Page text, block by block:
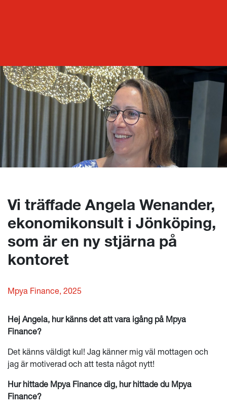
Vi träffade Angela Wenander,
ekonomikonsult i Jönköping,
som är en ny stjärna på
kontoret
Mpya Finance, 2025
Hej Angela, hur känns det att vara igång på Mpya
Finance?
Det känns väldigt kul! Jag känner mig väl mottagen och
jag är motiverad och att testa något nytt!
Hur hittade Mpya Finance dig, hur hittade du Mpya
Finance?